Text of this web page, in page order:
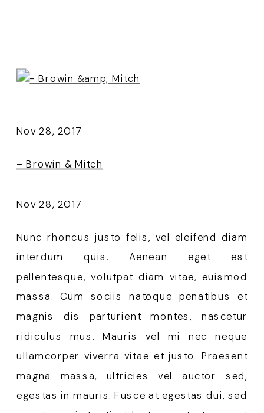
Nov 28, 2017
– Browin & Mitch
Nov 28, 2017
Nunc rhoncus justo felis, vel eleifend diam
interdum quis. Aenean eget est
pellentesque, volutpat diam vitae, euismod
massa. Cum sociis natoque penatibus et
magnis dis parturient montes, nascetur
ridiculus mus. Mauris vel mi nec neque
ullamcorper viverra vitae et justo. Praesent
magna massa, ultricies vel auctor sed,
egestas in mauris. Fusce at egestas dui, sed